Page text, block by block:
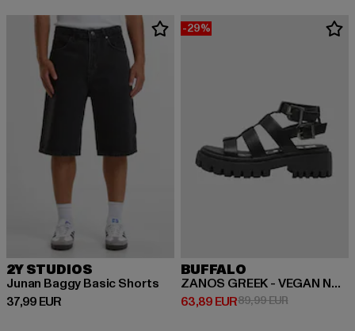
2Y STUDIOS
Junan Baggy Basic Shorts
37,99 EUR
Derzeitiger Preis: 37,99 EUR
-29%
BUFFALO
ZANOS GREEK - VEGAN NAPPA
63,89 EUR
Derzeitiger Preis: 63,89 EUR
89,99 EURAktionspreis: